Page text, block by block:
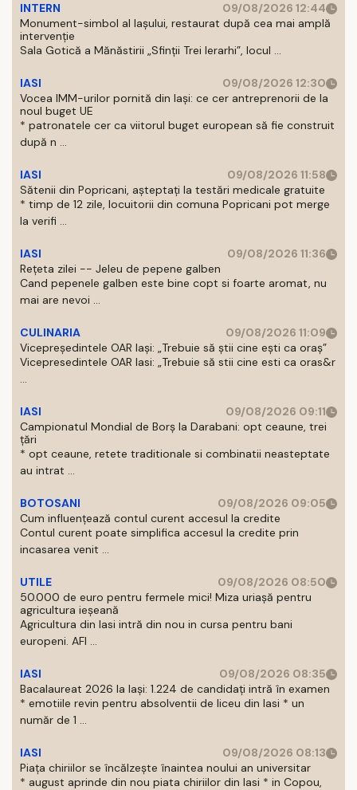
INTERN
09/08/2026 12:44
Monument-simbol al Iaşului, restaurat după cea mai amplă
intervenţie
Sala Gotică a Mănăstirii „Sfinţii Trei Ierarhi”, locul ...
IASI
09/08/2026 12:30
Vocea IMM-urilor pornită din Iași: ce cer antreprenorii de la
noul buget UE
* patronatele cer ca viitorul buget european să fie construit
după n ...
IASI
09/08/2026 11:58
Sătenii din Popricani, așteptați la testări medicale gratuite
* timp de 12 zile, locuitorii din comuna Popricani pot merge
la verifi ...
IASI
09/08/2026 11:36
Rețeta zilei -- Jeleu de pepene galben
Cand pepenele galben este bine copt si foarte aromat, nu
mai are nevoi ...
CULINARIA
09/08/2026 11:09
Vicepreședintele OAR Iași: „Trebuie să știi cine ești ca oraș”
Vicepresedintele OAR Iasi: „Trebuie să stii cine esti ca oras&r
...
IASI
09/08/2026 09:11
Campionatul Mondial de Borș la Darabani: opt ceaune, trei
țări
* opt ceaune, retete traditionale si combinatii neasteptate
au intrat ...
BOTOSANI
09/08/2026 09:05
Cum influențează contul curent accesul la credite
Contul curent poate simplifica accesul la credite prin
incasarea venit ...
UTILE
09/08/2026 08:50
50.000 de euro pentru fermele mici! Miza uriașă pentru
agricultura ieșeană
Agricultura din Iasi intră din nou in cursa pentru bani
europeni. AFI ...
IASI
09/08/2026 08:35
Bacalaureat 2026 la Iași: 1.224 de candidați intră în examen
* emotiile revin pentru absolventii de liceu din Iasi * un
număr de 1 ...
IASI
09/08/2026 08:13
Piața chiriilor se încălzește înaintea noului an universitar
* august aprinde din nou piata chiriilor din Iasi * in Copou,